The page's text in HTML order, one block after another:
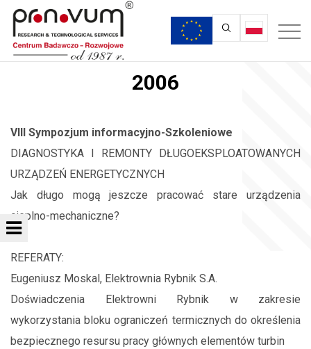
2006
VIII Sympozjum informacyjno-Szkoleniowe
DIAGNOSTYKA I REMONTY DŁUGOEKSPLOATOWANYCH
URZĄDZEŃ ENERGETYCZNYCH
Jak długo mogą jeszcze pracować stare urządzenia
cieplno-mechaniczne?
REFERATY:
Eugeniusz Moskal, Elektrownia Rybnik S.A.
Doświadczenia Elektrowni Rybnik w zakresie
wykorzystania bloku ograniczeń termicznych do określenia
bezpiecznego resursu pracy głównych elementów turbin